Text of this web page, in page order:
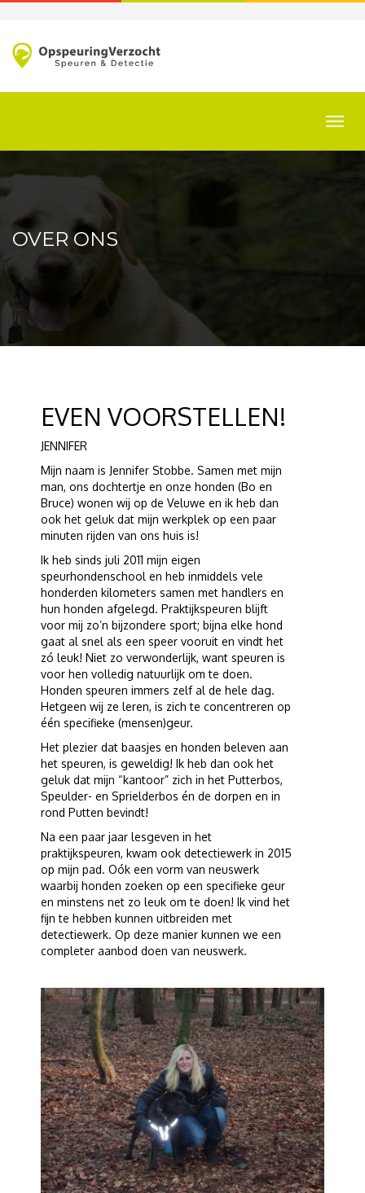
OVER ONS
EVEN VOORSTELLEN!
JENNIFER
Mijn naam is Jennifer Stobbe. Samen met mijn
man, ons dochtertje en onze honden (Bo en
Bruce) wonen wij op de Veluwe en ik heb dan
ook het geluk dat mijn werkplek op een paar
minuten rijden van ons huis is!
Ik heb sinds juli 2011 mijn eigen
speurhondenschool en heb inmiddels vele
honderden kilometers samen met handlers en
hun honden afgelegd. Praktijkspeuren blijft
voor mij zo’n bijzondere sport; bijna elke hond
gaat al snel als een speer vooruit en vindt het
zó leuk! Niet zo verwonderlijk, want speuren is
voor hen volledig natuurlijk om te doen.
Honden speuren immers zelf al de hele dag.
Hetgeen wij ze leren, is zich te concentreren op
één specifieke (mensen)geur.
Het plezier dat baasjes en honden beleven aan
het speuren, is geweldig! Ik heb dan ook het
geluk dat mijn “kantoor” zich in het Putterbos,
Speulder- en Sprielderbos én de dorpen en in
rond Putten bevindt!
Na een paar jaar lesgeven in het
praktijkspeuren, kwam ook detectiewerk in 2015
op mijn pad. Oók een vorm van neuswerk
waarbij honden zoeken op een specifieke geur
en minstens net zo leuk om te doen! Ik vind het
fijn te hebben kunnen uitbreiden met
detectiewerk. Op deze manier kunnen we een
completer aanbod doen van neuswerk.